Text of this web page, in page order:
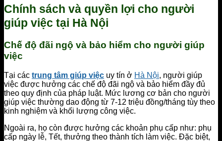
Chính sách và quyền lợi cho người
giúp việc tại Hà Nội
Chế độ đãi ngộ và bảo hiểm cho người giúp
việc
Tại các trung tâm giúp việc uy tín ở Hà Nội, người giúp
việc được hưởng các chế độ đãi ngộ và bảo hiểm đầy đủ
theo quy định của pháp luật. Mức lương cơ bản cho người
giúp việc thường dao động từ 7-12 triệu đồng/tháng tùy theo
kinh nghiệm và khối lượng công việc.
Ngoài ra, họ còn được hưởng các khoản phụ cấp như: phụ
cấp ngày lễ, Tết, thưởng theo thành tích làm việc. Đặc biệt,